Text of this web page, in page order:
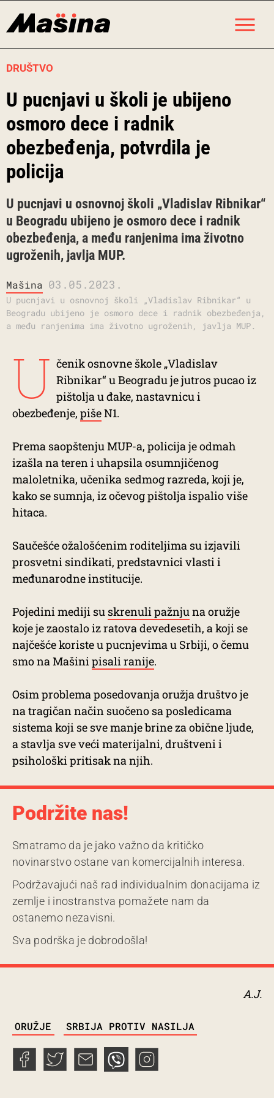
DRUŠTVO
U pucnjavi u školi je ubijeno
osmoro dece i radnik
obezbeđenja, potvrdila je
policija
U pucnjavi u osnovnoj školi „Vladislav Ribnikar“
u Beogradu ubijeno je osmoro dece i radnik
obezbeđenja, a među ranjenima ima životno
ugroženih, javlja MUP.
Mašina 03.05.2023.
U pucnjavi u osnovnoj školi „Vladislav Ribnikar“ u
Beogradu ubijeno je osmoro dece i radnik obezbeđenja,
a među ranjenima ima životno ugroženih, javlja MUP.
U čenik osnovne škole „Vladislav
Ribnikar“ u Beogradu je jutros pucao iz
pištolja u đake, nastavnicu i
obezbeđenje, pišeN1.
Prema saopštenju MUP-a, policija je odmah
izašla na teren i uhapsila osumnjičenog
maloletnika, učenika sedmog razreda, koji je,
kako se sumnja, iz očevog pištolja ispalio više
hitaca.
Saučešće ožalošćenim roditeljima su izjavili
prosvetni sindikati, predstavnici vlasti i
međunarodne institucije.
Pojedini mediji su skrenuli pažnjuna oružje
koje je zaostalo iz ratova devedesetih, a koji se
najčešće koriste u pucnjevima u Srbiji, o čemu
smo na Mašinipisali ranije.
Osim problema posedovanja oružja društvo je
na tragičan način suočeno sa posledicama
sistema koji se sve manje brine za obične ljude,
a stavlja sve veći materijalni, društveni i
psihološki pritisak na njih.
Podržite nas!
Smatramo da je jako važno da kritičko
novinarstvo ostane van komercijalnih interesa.
Podržavajući naš rad individualnim donacijama iz
zemlje i inostranstva pomažete nam da
ostanemo nezavisni.
Sva podrška je dobrodošla!
A.J.
TAGS
ORUŽJE SRBIJA PROTIV NASILJA